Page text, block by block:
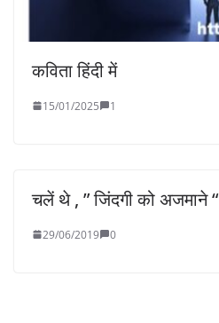
कविता हिंदी में
15/01/2025 1
चलें थे , ” जिंदगी को अजमाने “
29/06/2019 0